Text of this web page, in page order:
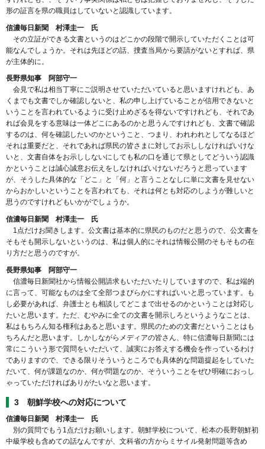
形の証言を県の職員はしていないと認識しています。
信濃毎日新聞 村澤圭一 氏
その立証ができる文書というのはどこかの段階で開示していただくことは可
能なんでしょうか。それは先ほどの話、捜査当局から要請がないとすれば、県
が主体的に。
長野県知事 阿部守一
会見で私は相当丁寧にご説明させていただいていると思いますけれども、あ
くまでも文書でしか確認しないと、私の申し上げていることが信用できないと
いうことを言われているように受け止めざるを得ないですけれども、それであ
れば会見をする意味は一体どこにあるのかと思うんですけれども、文書で確認
するのは、何を確認したいのかということ、つまり、われわれとしてなるほど
それは重要だと、それであれば県民の皆さまに対してお示ししなければいけな
いと、文書自体をお示ししないにしても私の口を通じて県としてどういう認識
かということは誠心誠意お伝えをしなければいけないだろうと思っています
が、そうした具体的な「どこ」と「何」と言うことなしに単に文書を見せない
からおかしいということを言われても、それは何とも対応のしようが難しいと
思うのですけれどもいかがでしょうか。
信濃毎日新聞 村澤圭一 氏
1点だけお聞きします。公文書は基本的に県民のものだと思うので、公文書を
そもそも開示しないというのは、私は個人的にそれは情報公開のそもそもの在
り方だと思うのですが。
長野県知事 阿部守一
信濃毎日新聞社から情報公開請求もいただいたりしていますので、私は端的
に言って、可能なものは全て全部つまびらかにすればいいと思っています。も
し必要があれば、弁護士とも相談してどこまで出せるのかということは対応し
たいと思います。ただ、むやみに全ての文書を開示しろというようなことは、
私はもちろん知る権利はあると思います。県民のための文書だということはも
ちろんだと思います。しかしながらメディアの皆さん、特に信濃毎日新聞には
常にこういう形で質問をいただいて、誠実にお答えする機会を作っているわけ
でありますので、できる限りそういうところでも具体的な問題提起をしていた
だいて、何が課題なのか、何が問題なのか、そういうことをぜひ明確におっし
ゃっていただければありがたいなと思います。
3 朝鮮学校への対応について
信濃毎日新聞 村澤圭一 氏
別の質問でもう1点だけお願いします。朝鮮学校について、松本の長野朝鮮初
中級学校も含めての話なんですが、文科省の方からミサイル発射問題等含め